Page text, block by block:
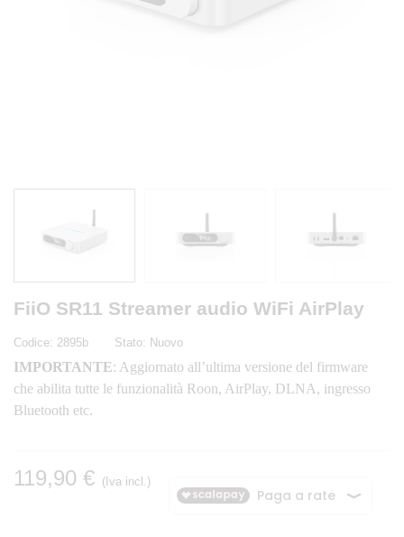
FiiO SR11 Streamer audio WiFi AirPlay
Codice: 2895b Stato: Nuovo
IMPORTANTE: Aggiornato all’ultima versione del firmware
che abilita tutte le funzionalità Roon, AirPlay, DLNA, ingresso
Bluetooth etc.
119,90 € (Iva incl.)